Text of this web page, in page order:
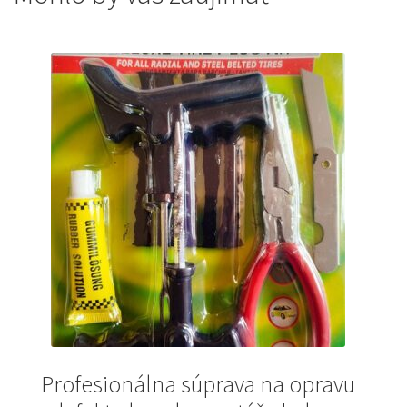
Profesionálna súprava na opravu